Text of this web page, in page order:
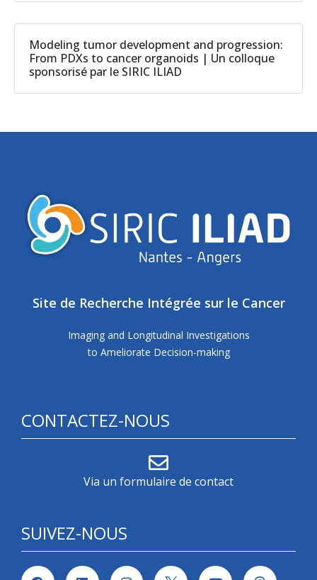
Modeling tumor development and progression:
From PDXs to cancer organoids | Un colloque
sponsorisé par le SIRIC ILIAD
Site de Recherche Intégrée sur le Cancer
Imaging and Longitudinal Investigations
to Ameliorate Decision-making
CONTACTEZ-NOUS
Via un formulaire de contact
SUIVEZ-NOUS